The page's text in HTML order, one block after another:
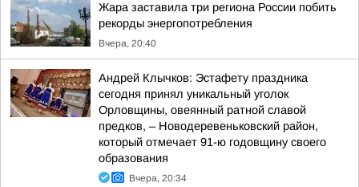
Жара заставила три региона России побить
рекорды энергопотребления
Вчера, 20:40
Андрей Клычков: Эстафету праздника
сегодня принял уникальный уголок
Орловщины, овеянный ратной славой
предков, – Новодеревеньковский район,
который отмечает 91-ю годовщину своего
образования
Вчера, 20:34